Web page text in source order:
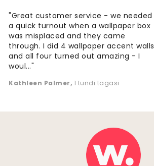
"Great customer service - we needed
a quick turnout when a wallpaper box
was misplaced and they came
through. I did 4 wallpaper accent walls
and all four turned out amazing - I
woul..."
Kathleen Palmer, 1 tundi tagasi